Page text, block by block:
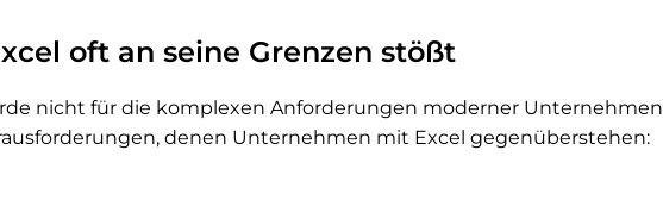
oft an seine Grenzen stößt
nicht für die komplexen Anforderungen moderner Unternehmen
denen Unternehmen mit Excel gegenüberstehen: